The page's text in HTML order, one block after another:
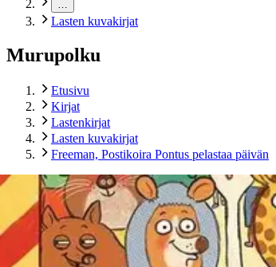
Lasten kuvakirjat
Murupolku
Etusivu
Kirjat
Lastenkirjat
Lasten kuvakirjat
Freeman, Postikoira Pontus pelastaa päivän
Tuotekuvat- ja videotOhita tuotekuva
Asiakasomistaja-alennus-15 %